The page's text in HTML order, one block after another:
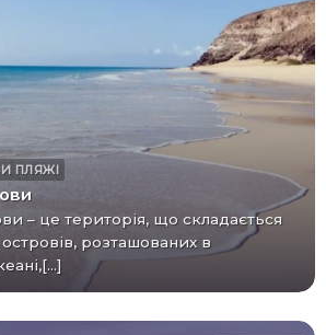
ПЛЯЖІ
островів, розташованих в